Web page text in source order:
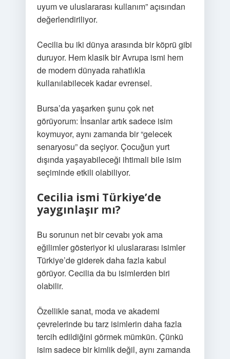
uyum ve uluslararası kullanım” açısından
değerlendiriliyor.
Cecilia bu iki dünya arasında bir köprü gibi
duruyor. Hem klasik bir Avrupa ismi hem
de modern dünyada rahatlıkla
kullanılabilecek kadar evrensel.
Bursa’da yaşarken şunu çok net
görüyorum: İnsanlar artık sadece isim
koymuyor, aynı zamanda bir “gelecek
senaryosu” da seçiyor. Çocuğun yurt
dışında yaşayabileceği ihtimali bile isim
seçiminde etkili olabiliyor.
Cecilia ismi Türkiye’de
yaygınlaşır mı?
Bu sorunun net bir cevabı yok ama
eğilimler gösteriyor ki uluslararası isimler
Türkiye’de giderek daha fazla kabul
görüyor. Cecilia da bu isimlerden biri
olabilir.
Özellikle sanat, moda ve akademi
çevrelerinde bu tarz isimlerin daha fazla
tercih edildiğini görmek mümkün. Çünkü
isim sadece bir kimlik değil, aynı zamanda